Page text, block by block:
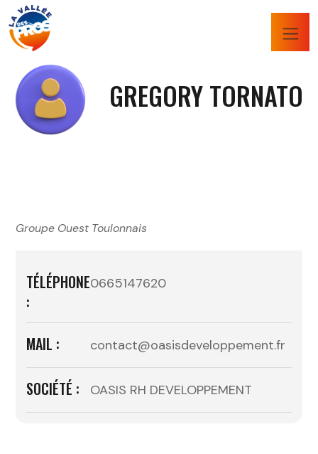
GREGORY TORNATO
Groupe Ouest Toulonnais
TÉLÉPHONE
:
0665147620
MAIL : contact@oasisdeveloppement.fr
SOCIÉTÉ : OASIS RH DEVELOPPEMENT